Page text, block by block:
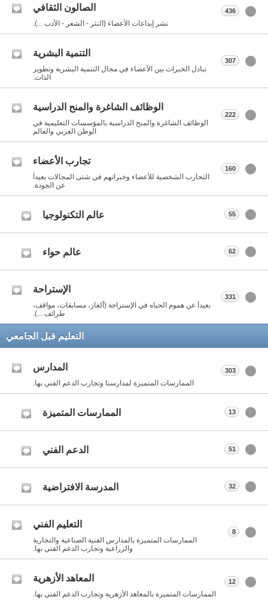
الصالون الثقافي
نشر إبداعات الأعضاء (النثر - الشعر - الأدب ...).
436
التنمية البشرية
تبادل الخبرات بين الأعضاء في مجال التنمية البشرية وتطوير
الذات.
307
الوظائف الشاغرة والمنح الدراسية
الوظائف الشاغرة والمنح الدراسية بالمؤسسات التعليمية في
الوطن العربي والعالم
222
تجارب الأعضاء
التجارب الشخصية للأعضاء وخبراتهم في شتى المجالات بعيداً
عن الجودة.
160
عالم التكنولوجيا 55
عالم حواء 62
الإستراحة
بعيداً عن هموم الحياه في الإستراحة (ألغاز، مسابقات، مواقف،
طرائف ...).
331
التعليم قبل الجامعي
المدارس
الممارسات المتميزة لمدارسنا وتجارب الدعم الفني بها.
303
الممارسات المتميزة 13
الدعم الفني 51
المدرسة الافتراضية 32
التعليم الفني
الممارسات المتميزة بالمدارس الفنية الصناعية والتجارية
والزراعية وتجارب الدعم الفني بها.
8
المعاهد الأزهرية
الممارسات المتميزة بالمعاهد الأزهرية وتجارب الدعم الفني بها.
12